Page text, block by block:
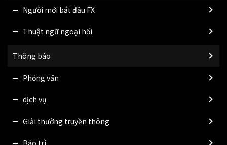
Người mới bắt đầu FX
Thuật ngữ ngoại hối
Thông báo
Phỏng vấn
dịch vụ
Giải thưởng truyền thông
Bảo trì